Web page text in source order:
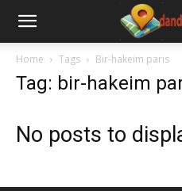
Home Tags Bir-hakeim paris
Tag: bir-hakeim
No posts to